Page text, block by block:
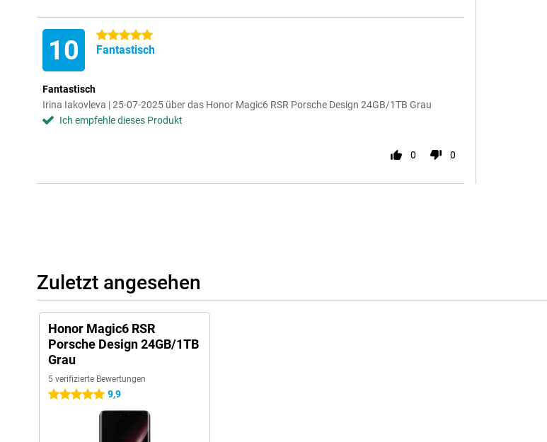
10 5 Sterne
Fantastisch
Fantastisch
Irina Iakovleva | 25-07-2025 über das Honor Magic6 RSR Porsche Design 24GB/1TB Grau
Ich empfehle dieses Produkt
0 0
Zuletzt angesehen
Honor Magic6 RSR
Porsche Design 24GB/1TB
Grau
5 verifizierte Bewertungen
5 Sterne 9,9